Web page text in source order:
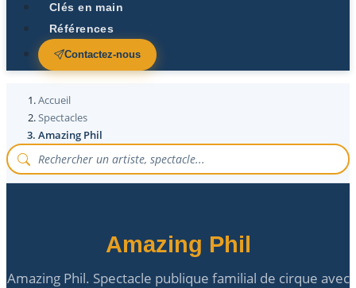
Clés en main
Références
Contactez-nous
Accueil
Spectacles
Amazing Phil
Amazing Phil
Amazing Phil. Spectacle publique familial de cirque avec